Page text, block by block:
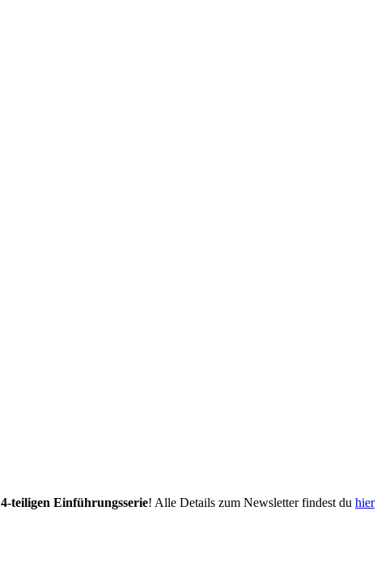
4-teiligen Einführungsserie! Alle Details zum Newsletter findest du hier